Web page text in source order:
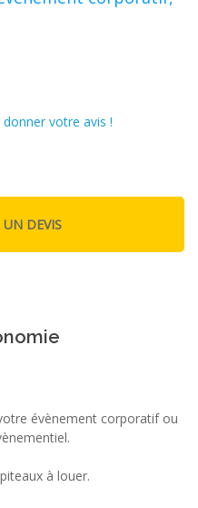
votre avis !
évènement corporatif ou
à louer.